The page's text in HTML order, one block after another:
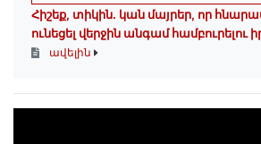
Հիշեք, տիկին․ կան մայրեր, որ
ունեցել վերջին անգամ համբուրելու
ավելին